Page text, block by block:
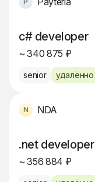
c# developer
~ 340 875 ₽
senior удалённо
NDA
.net developer
~ 356 884 ₽